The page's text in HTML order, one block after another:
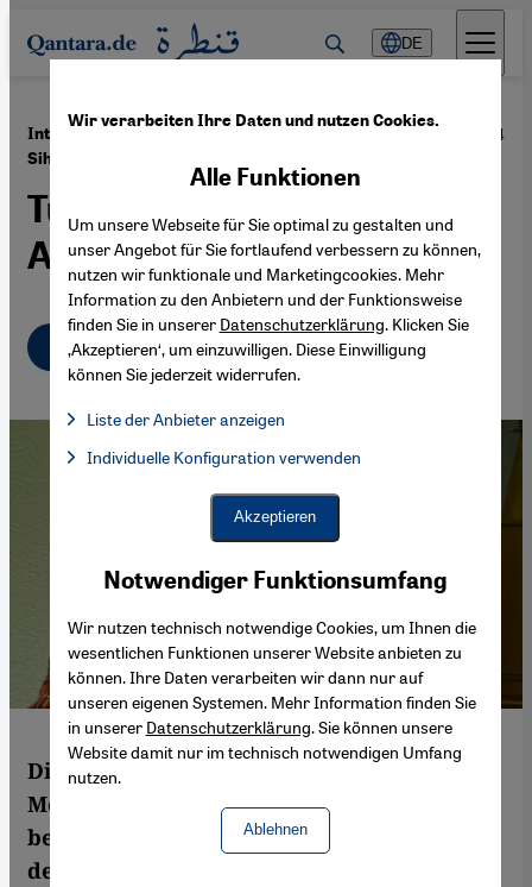
Direkt zum Inhalt springen
DE
Interview mit der Menschenrechtsaktivistin
Sihem Bensedrine
·06.05.2014
Tunesiens demokratischer
Aufbruch in Gefahr
Deutsch English عربي
Die bekannte tunesische
Menschenrechtaktivistin Sihem Bensedrine
beschreibt im Gespräch mit Moncef Slimi
den schwierigen demokratischen Wandel
Wir verarbeiten Ihre Daten und nutzen Cookies.
Notwendiger Funktionsumfang
Wir nutzen technisch notwendige Cookies, um Ihnen die
wesentlichen Funktionen unserer Website anbieten zu
können. Ihre Daten verarbeiten wir dann nur auf
unseren eigenen Systemen. Mehr Information finden Sie
in unserer Datenschutzerklärung. Sie können unsere
Website damit nur im technisch notwendigen Umfang
nutzen.
Ablehnen
Alle Funktionen
Um unsere Webseite für Sie optimal zu gestalten und
unser Angebot für Sie fortlaufend verbessern zu können,
nutzen wir funktionale und Marketingcookies. Mehr
Information zu den Anbietern und der Funktionsweise
finden Sie in unserer Datenschutzerklärung. Klicken Sie
‚Akzeptieren‘, um einzuwilligen. Diese Einwilligung
können Sie jederzeit widerrufen.
Liste der Anbieter anzeigen
Facebook Embed / Facebook Connect, Google Maps Embed,
Facebook Embed / Facebook Connect
Google Maps Embed
Individuelle Konfiguration verwenden
Akzeptieren